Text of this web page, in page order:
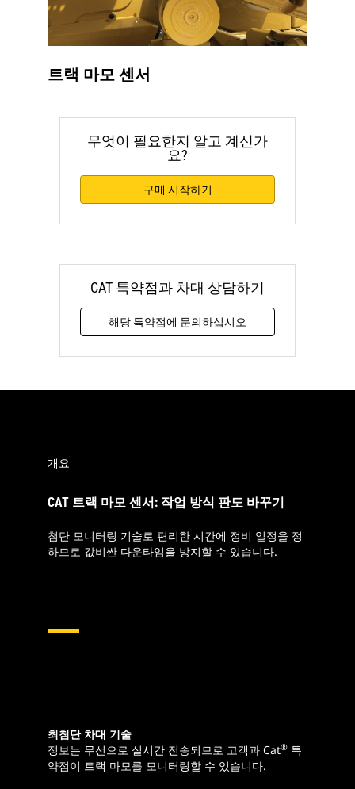
트랙 마모 센서
무엇이 필요한지 알고 계신가
요?
구매 시작하기
CAT 특약점과 차대 상담하기
해당 특약점에 문의하십시오
개요
CAT 트랙 마모 센서: 작업 방식 판도 바꾸기
첨단 모니터링 기술로 편리한 시간에 정비 일정을 정
하므로 값비싼 다운타임을 방지할 수 있습니다.
최첨단 차대 기술
정보는 무선으로 실시간 전송되므로 고객과 Cat® 특
약점이 트랙 마모를 모니터링할 수 있습니다.